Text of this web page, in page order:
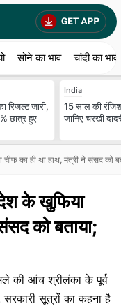
सोने का भाव चांदी का भाव
रिजल्ट जारी,
छात्र हुए
India
15 साल की
जानिए चरखी
का ही था हाथ, मंत्री ने संसद को
के खुफिया
को बताया;
की आंच श्रीलंका के पूर्व
सरकारी सूत्रों का कहना है